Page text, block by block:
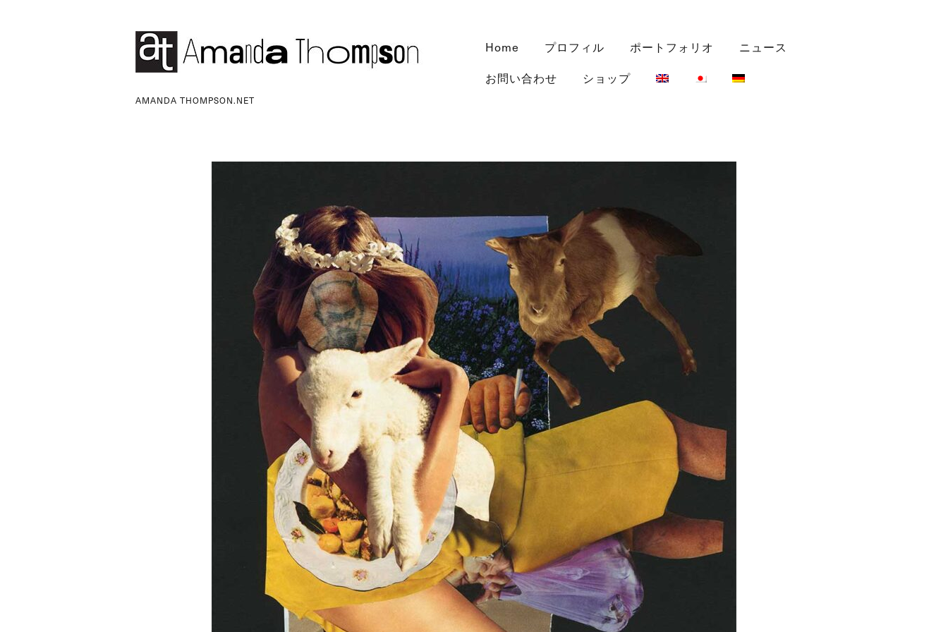
AMANDA THOMPSON.NET
Home プロフィル ポートフォリオ
ニュース
お問い合わせ
ショップ